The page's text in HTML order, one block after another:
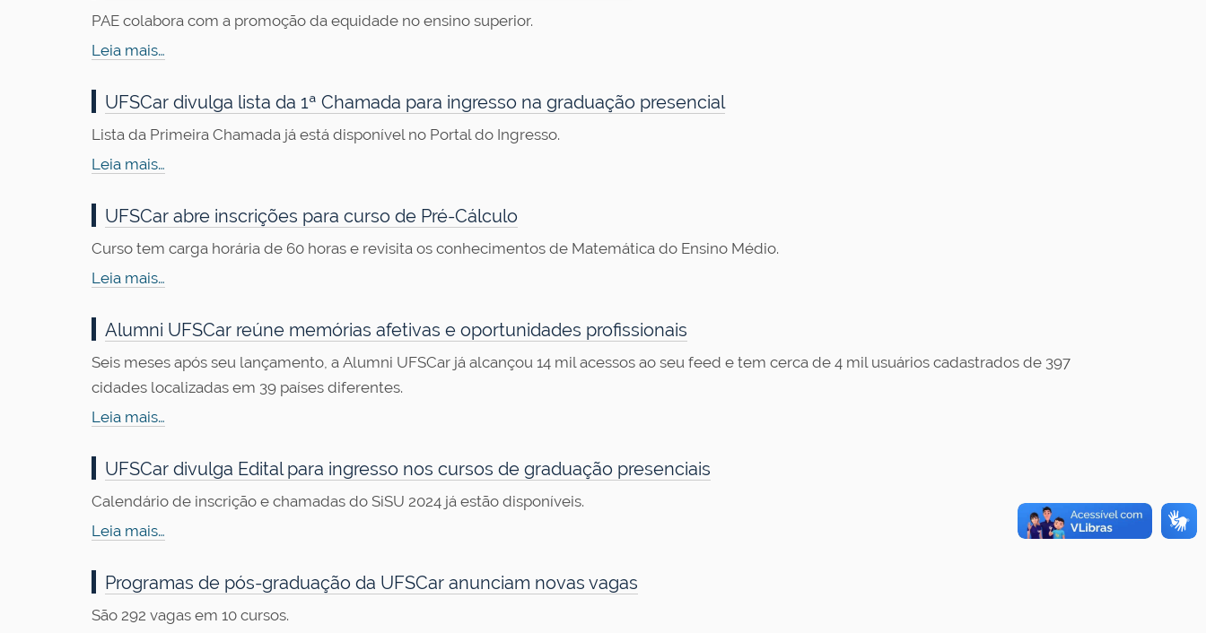
PAE colabora com a promoção da equidade no ensino superior.
Leia mais…
UFSCar divulga lista da 1ª Chamada para ingresso na graduação presencial
Lista da Primeira Chamada já está disponível no Portal do Ingresso.
Leia mais…
UFSCar abre inscrições para curso de Pré-Cálculo
Curso tem carga horária de 60 horas e revisita os conhecimentos de Matemática do Ensino Médio.
Leia mais…
Alumni UFSCar reúne memórias afetivas e oportunidades profissionais
Seis meses após seu lançamento, a Alumni UFSCar já alcançou 14 mil acessos ao seu feed e tem cerca de 4 mil usuários cadastrados de 397
cidades localizadas em 39 países diferentes.
Leia mais…
UFSCar divulga Edital para ingresso nos cursos de graduação presenciais
Calendário de inscrição e chamadas do SiSU 2024 já estão disponíveis.
Leia mais…
Programas de pós-graduação da UFSCar anunciam novas vagas
São 292 vagas em 10 cursos.